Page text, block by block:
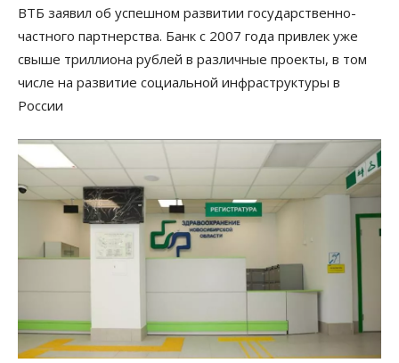
ВТБ заявил об успешном развитии государственно-
частного партнерства. Банк с 2007 года привлек уже
свыше триллиона рублей в различные проекты, в том
числе на развитие социальной инфраструктуры в
России